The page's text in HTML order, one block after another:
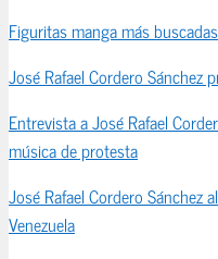
Figuritas manga más
José Rafael Cordero Sánchez
Entrevista a José Rafael
música de protesta
José Rafael Cordero Sánchez
Venezuela